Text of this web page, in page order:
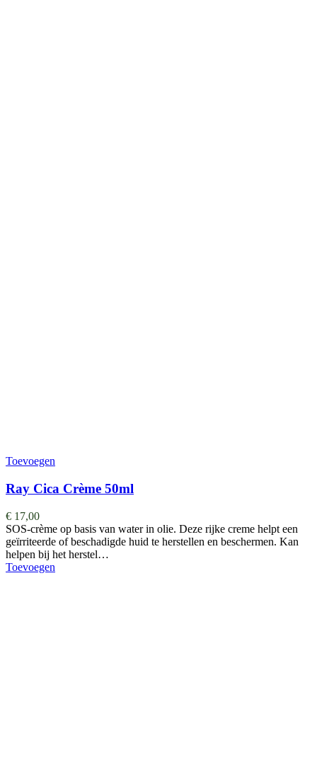
Toevoegen
Ray Cica Crème 50ml
€ 17,00
SOS-crème op basis van water in olie. Deze rijke creme helpt een
geïrriteerde of beschadigde huid te herstellen en beschermen. Kan
helpen bij het herstel…
Toevoegen